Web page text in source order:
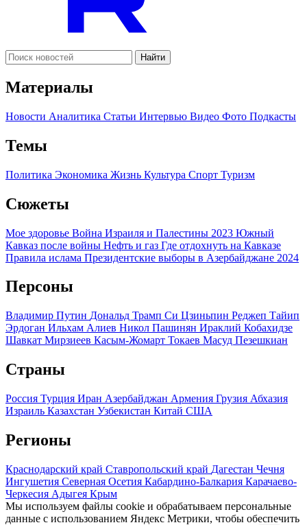
Найти
Материалы
Новости Аналитика Статьи Интервью Видео Фото Подкасты
Темы
Политика Экономика Жизнь Культура Спорт Туризм
Сюжеты
Мое здоровье Война Израиля и Палестины 2023 Южный
Кавказ после войны Нефть и газ Где отдохнуть на Кавказе
Правила ислама Президентские выборы в Азербайджане 2024
Персоны
Владимир Путин Дональд Трамп Си Цзиньпин Реджеп Тайип
Эрдоган Ильхам Алиев Никол Пашинян Ираклий Кобахидзе
Шавкат Мирзиеев Касым-Жомарт Токаев Масуд Пезешкиан
Страны
Россия Турция Иран Азербайджан Армения Грузия Абхазия
Израиль Казахстан Узбекистан Китай США
Регионы
Краснодарский край Ставропольский край Дагестан Чечня
Ингушетия Северная Осетия Кабардино-Балкария Карачаево-
Черкесия Адыгея Крым
Мы используем файлы cookie и обрабатываем персональные
данные с использованием Яндекс Метрики, чтобы обеспечить